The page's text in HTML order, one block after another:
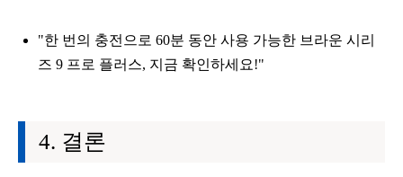
"한 번의 충전으로 60분 동안 사용 가능한 브라운 시리
즈 9 프로 플러스, 지금 확인하세요!"
결론